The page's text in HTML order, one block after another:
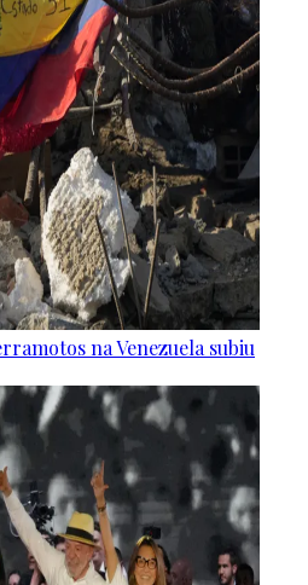
na Venezuela subiu